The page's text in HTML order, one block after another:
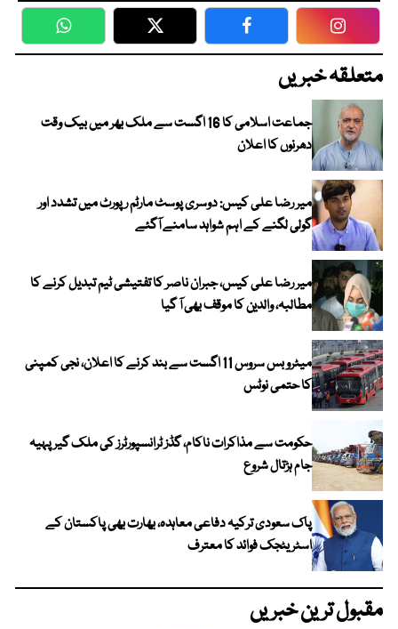
WhatsApp Twitter Facebook
متعلقہ خبریں
جماعت اسلامی کا 16 اگست سے ملک بھر میں بیک وقت
دھرنوں کا اعلان
میر رضا علی کیس: دوسری پوسٹ مارٹم رپورٹ میں تشدد اور
گولی لگنے کے اہم شواہد سامنے آگئے
میر رضا علی کیس، جبران ناصر کا تفتیشی ٹیم تبدیل کرنے کا
مطالبہ، والدین کا موقف بھی آ گیا
میٹرو بس سروس 11 اگست سے بند کرنے کا اعلان، نجی کمپنی
کا حتمی نوٹس
حکومت سے مذاکرات ناکام، گڈز ٹرانسپورٹرز کی ملک گیر پہیہ
جام ہڑتال شروع
پاک سعودی ترکیہ دفاعی معاہدہ، بھارت بھی پاکستان کے
اسٹریٹجک فوائد کا معترف
مقبول ترین خبریں